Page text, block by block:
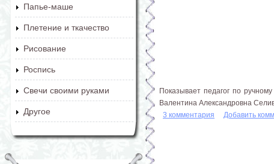
Папье-маше
Плетение и ткачество
Рисование
Роспись
Свечи своими руками
Другое
Показывает педагог по
Валентина Александровна
3 комментария
Добавить